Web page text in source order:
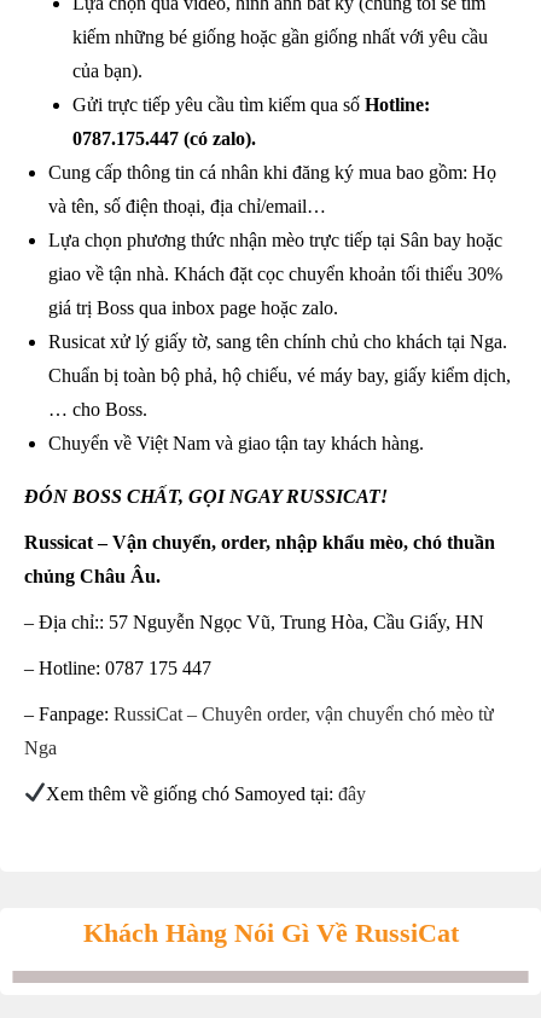
kiếm những bé giống hoặc gần giống nhất với yêu cầu
của bạn).
Gửi trực tiếp yêu cầu tìm kiếm qua số Hotline:
0787.175.447 (có zalo).
Cung cấp thông tin cá nhân khi đăng ký mua bao gồm: Họ
và tên, số điện thoại, địa chỉ/email…
Lựa chọn phương thức nhận mèo trực tiếp tại Sân bay hoặc
giao về tận nhà. Khách đặt cọc chuyển khoản tối thiểu 30%
giá trị Boss qua inbox page hoặc zalo.
Rusicat xử lý giấy tờ, sang tên chính chủ cho khách tại Nga.
Chuẩn bị toàn bộ phả, hộ chiếu, vé máy bay, giấy kiểm dịch,
… cho Boss.
Chuyển về Việt Nam và giao tận tay khách hàng.
ĐÓN BOSS CHẤT, GỌI NGAY RUSSICAT!
Russicat – Vận chuyển, order, nhập khẩu mèo, chó thuần
chủng Châu Âu.
– Địa chỉ:: 57 Nguyễn Ngọc Vũ, Trung Hòa, Cầu Giấy, HN
– Hotline: 0787 175 447
– Fanpage: RussiCat – Chuyên order, vận chuyển chó mèo từ
Nga
Xem thêm về giống chó Samoyed tại:đây
Khách Hàng Nói Gì Về RussiCat